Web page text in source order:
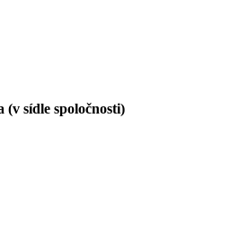
sídle spoločnosti)